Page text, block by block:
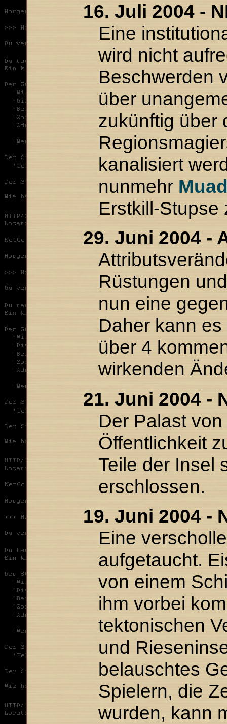
16. Juli 2004 -
Eine
wird nicht
Beschwerden
über
zukünftig über
kanalisiert
nunmehr
Erstkill-Stupse
29. Juni 2004 -
Rüstungen
nun eine
Daher kann
über 4
wirkenden
21. Juni 2004 -
Der Palast
Öffentlichkeit
Teile der Insel
erschlossen.
19. Juni 2004 -
Eine
aufgetaucht.
von einem
ihm vorbei
tektonischen
und
belauschtes
Spielern, die
wurden, kann